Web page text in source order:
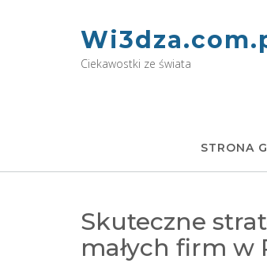
Ciekawostki ze świata
STRONA
Skuteczne
małych firm w